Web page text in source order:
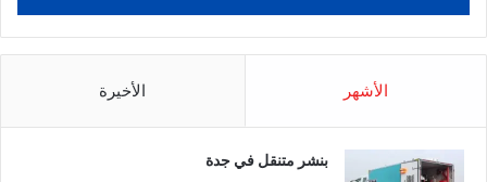
الأشهر الأخيرة
بنشر متنقل في جدة